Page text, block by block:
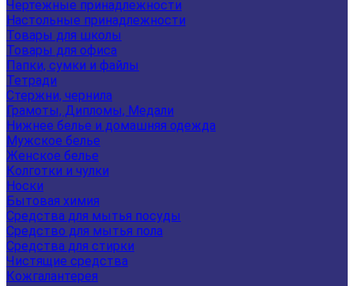
Чертежные принадлежности
Настольные принадлежности
Товары для школы
Товары для офиса
Папки, сумки и файлы
Тетради
Стержни, чернила
Грамоты, Дипломы, Медали
Нижнее белье и домашняя одежда
Мужское белье
Женское белье
Колготки и чулки
Носки
Бытовая химия
Средства для мытья посуды
Средство для мытья пола
Средства для стирки
Чистящие средства
Кожгалантерея